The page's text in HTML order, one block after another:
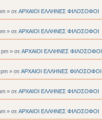
» σε ΑΡΧΑΙΟΙ EΛΛΗΝΕΣ ΦΙΛΟΣΟΦΟΙ
» σε ΑΡΧΑΙΟΙ EΛΛΗΝΕΣ ΦΙΛΟΣΟΦΟΙ
» σε ΑΡΧΑΙΟΙ EΛΛΗΝΕΣ ΦΙΛΟΣΟΦΟΙ
» σε ΑΡΧΑΙΟΙ EΛΛΗΝΕΣ ΦΙΛΟΣΟΦΟΙ
» σε ΑΡΧΑΙΟΙ EΛΛΗΝΕΣ ΦΙΛΟΣΟΦΟΙ
» σε ΑΡΧΑΙΟΙ EΛΛΗΝΕΣ ΦΙΛΟΣΟΦΟΙ